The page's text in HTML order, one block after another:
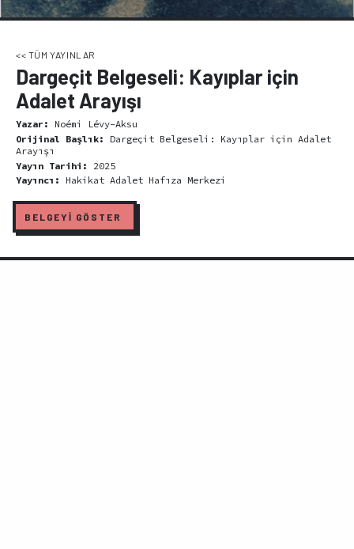
<< TÜM YAYINLAR
Dargeçit Belgeseli: Kayıplar için
Adalet Arayışı
Yazar:
Noémi Lévy-Aksu
Orijinal Başlık:
Dargeçit Belgeseli: Kayıplar için Adalet
Arayışı
Yayın Tarihi:
2025
Yayıncı:
Hakikat Adalet Hafıza Merkezi
BELGEYİ GÖSTER